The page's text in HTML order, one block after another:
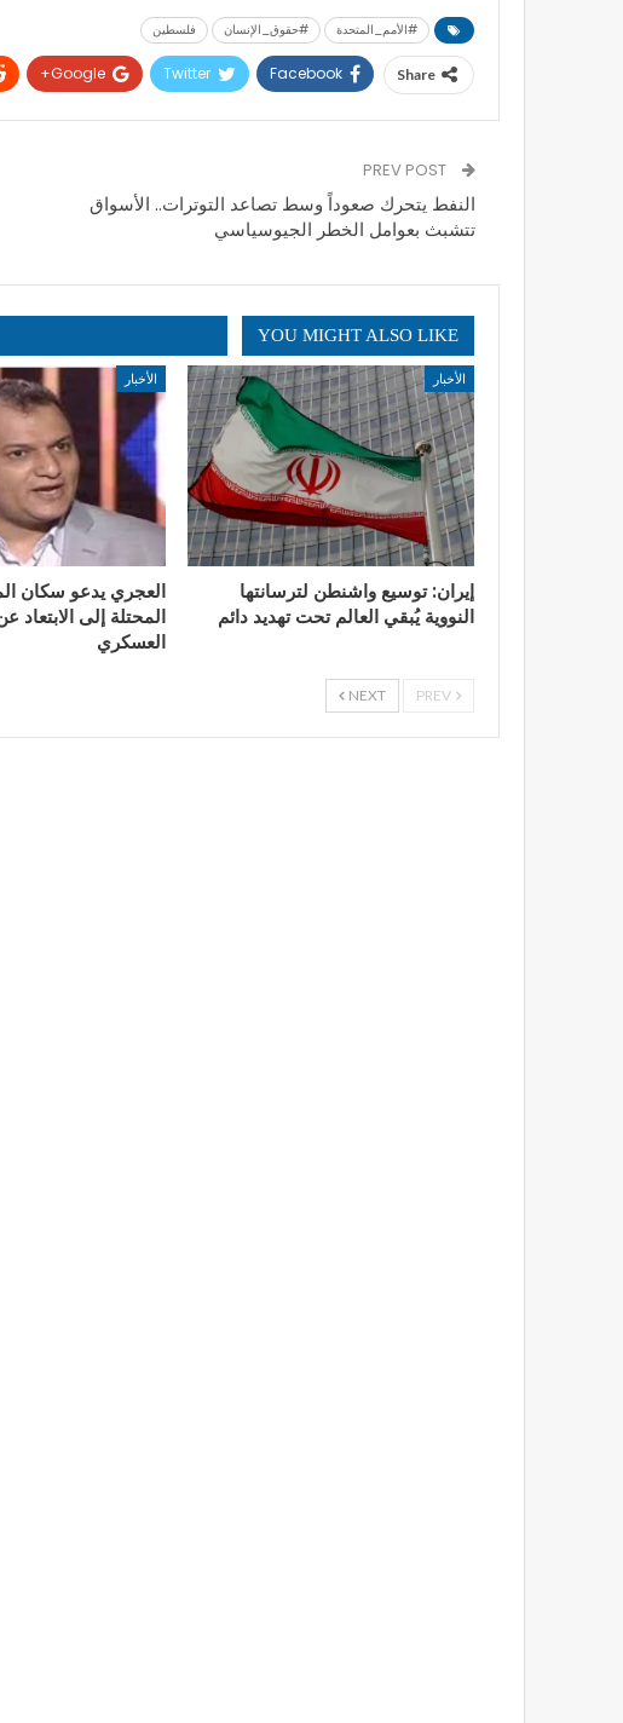
#الأمم_المتحدة #حقوق_الإنسان فلسطين
Share
Facebook
Twitter
Google+
النفط يتحرك صعوداً وسط تصاعد التوترات.. الأسواق
تتشبث بعوامل الخطر الجيوسياسي
YOU MIGHT ALSO LIKE
الأخبار
إيران: توسيع واشنطن لترسانتها
النووية يُبقي العالم تحت تهديد دائم
الأخبار
العجري يدعو سكان
المحتلة إلى الابتعاد
العسكري
NEXT